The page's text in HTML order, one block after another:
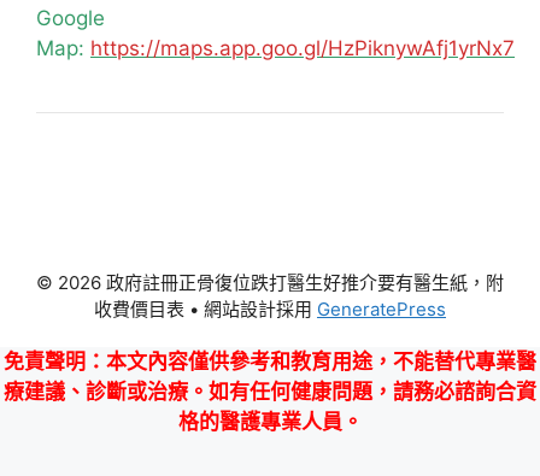
Google
Map: https://maps.app.goo.gl/HzPiknywAfj1yrNx7
© 2026 政府註冊正骨復位跌打醫生好推介要有醫生紙，附
收費價目表 • 網站設計採用 GeneratePress
免責聲明 ：本文內容僅供參考和教育用途，不能替代專業醫
療建議、診斷或治療。如有任何健康問題，請務必諮詢合資
格的醫護專業人員。